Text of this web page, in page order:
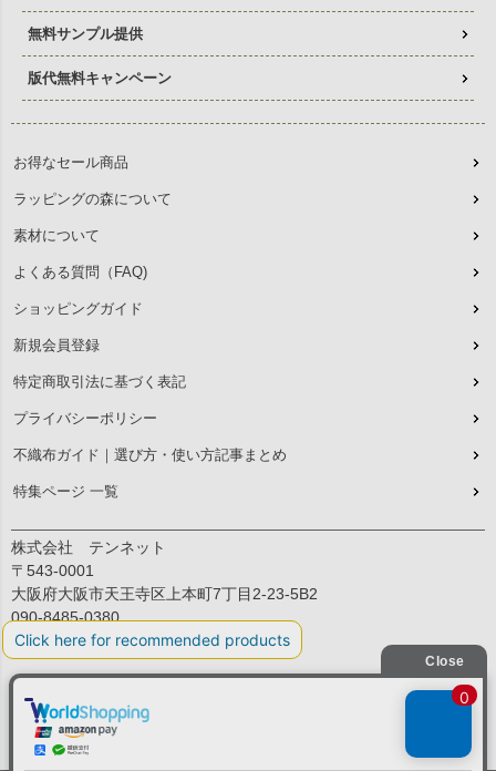
無料サンプル提供
版代無料キャンペーン
お得なセール商品
ラッピングの森について
素材について
よくある質問（FAQ)
ショッピングガイド
新規会員登録
特定商取引法に基づく表記
プライバシーポリシー
不織布ガイド｜選び方・使い方記事まとめ
特集ページ 一覧
株式会社 テンネット
〒543-0001
大阪府大阪市天王寺区上本町7丁目2-23-5B2
090-8485-0380
平日：9:30～12:00、13:00～17:00